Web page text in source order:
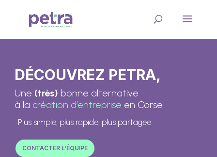
DÉCOUVREZ PETRA,
Une (très) bonne alternative
à la création d’entreprise en Corse
Plus simple, plus rapide, plus partagée
CONTACTER L'ÉQUIPE